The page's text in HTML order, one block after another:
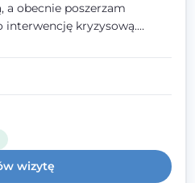
a obecnie poszerzam
interwencję kryzysową.
terapii trzeciej fali, łącząc
skuteczności.
dorosłym i parom w
z bolesnymi
tak, by mogli żyć pełniej.
wizytę